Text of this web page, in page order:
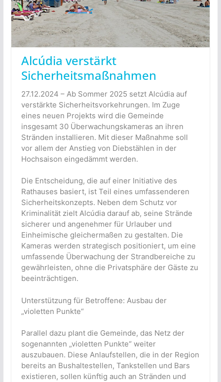
Alcúdia verstärkt
Sicherheitsmaßnahmen
27.12.2024 – Ab Sommer 2025 setzt Alcúdia auf
verstärkte Sicherheitsvorkehrungen. Im Zuge
eines neuen Projekts wird die Gemeinde
insgesamt 30 Überwachungskameras an ihren
Stränden installieren. Mit dieser Maßnahme soll
vor allem der Anstieg von Diebstählen in der
Hochsaison eingedämmt werden.
Die Entscheidung, die auf einer Initiative des
Rathauses basiert, ist Teil eines umfassenderen
Sicherheitskonzepts. Neben dem Schutz vor
Kriminalität zielt Alcúdia darauf ab, seine Strände
sicherer und angenehmer für Urlauber und
Einheimische gleichermaßen zu gestalten. Die
Kameras werden strategisch positioniert, um eine
umfassende Überwachung der Strandbereiche zu
gewährleisten, ohne die Privatsphäre der Gäste zu
beeinträchtigen.
Unterstützung für Betroffene: Ausbau der
„violetten Punkte“
Parallel dazu plant die Gemeinde, das Netz der
sogenannten „violetten Punkte“ weiter
auszubauen. Diese Anlaufstellen, die in der Region
bereits an Bushaltestellen, Tankstellen und Bars
existieren, sollen künftig auch an Stränden und